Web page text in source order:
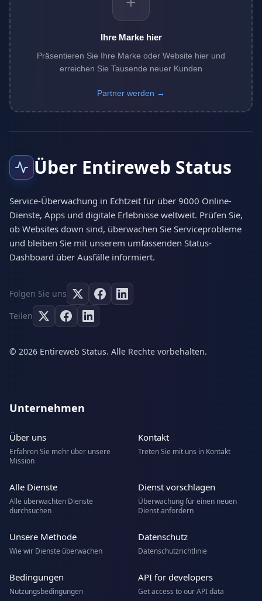
Ihre Marke hier
Präsentieren Sie Ihre Marke oder Website hier und
erreichen Sie Tausende neuer Kunden
Partner werden →
Über Entireweb Status
Service-Überwachung in Echtzeit für über 9000 Online-
Dienste, Apps und digitale Erlebnisse weltweit. Prüfen Sie,
ob Websites down sind, überwachen Sie Serviceprobleme
und bleiben Sie mit unserem umfassenden Status-
Dashboard über Ausfälle informiert.
Folgen Sie uns
Teilen
© 2026 Entireweb Status. Alle Rechte vorbehalten.
Unternehmen
Über uns
Erfahren Sie mehr über unsere
Mission
Kontakt
Treten Sie mit uns in Kontakt
Alle Dienste
Alle überwachten Dienste
durchsuchen
Dienst vorschlagen
Überwachung für einen neuen
Dienst anfordern
Unsere Methode
Wie wir Dienste überwachen
Datenschutz
Datenschutzrichtlinie
Bedingungen
Nutzungsbedingungen
API for developers
Get access to our API data